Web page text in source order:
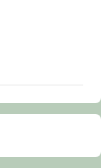
gairebé
la